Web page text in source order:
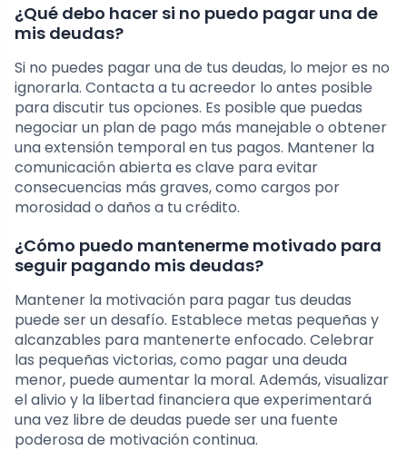
¿Qué debo hacer si no puedo pagar una de
mis deudas?
Si no puedes pagar una de tus deudas, lo mejor es no
ignorarla. Contacta a tu acreedor lo antes posible
para discutir tus opciones. Es posible que puedas
negociar un plan de pago más manejable o obtener
una extensión temporal en tus pagos. Mantener la
comunicación abierta es clave para evitar
consecuencias más graves, como cargos por
morosidad o daños a tu crédito.
¿Cómo puedo mantenerme motivado para
seguir pagando mis deudas?
Mantener la motivación para pagar tus deudas
puede ser un desafío. Establece metas pequeñas y
alcanzables para mantenerte enfocado. Celebrar
las pequeñas victorias, como pagar una deuda
menor, puede aumentar la moral. Además, visualizar
el alivio y la libertad financiera que experimentará
una vez libre de deudas puede ser una fuente
poderosa de motivación continua.